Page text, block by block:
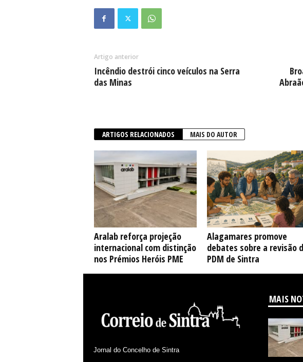
Artigo anterior
Incêndio destrói cinco veículos na Serra
das Minas
ARTIGOS RELACIONADOS MAIS DO AUTOR
Aralab reforça projeção
internacional com distinção
nos Prémios Heróis PME
Alagamares promove
debates sobre a revisão
PDM de Sintra
Jornal do Concelho de Sintra
MAIS